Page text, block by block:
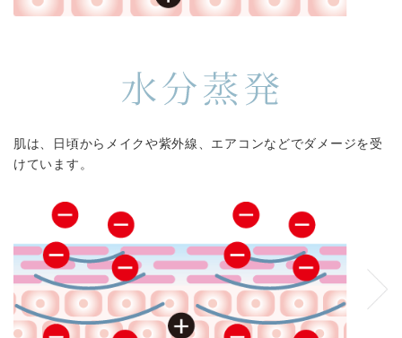
肌は、日頃からメイクや紫外線、エアコンなどでダメージを受
けています。